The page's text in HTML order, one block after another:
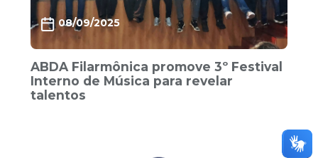
08/09/2025
ABDA Filarmônica promove 3º Festival
Interno de Música para revelar
talentos